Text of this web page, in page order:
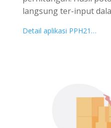
langsung ter-input
Detail aplikasi PPH21…